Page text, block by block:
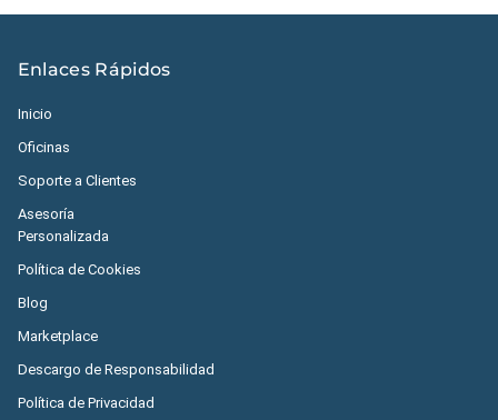
Enlaces Rápidos
Inicio
Oficinas
Soporte a Clientes
Asesoría
Personalizada
Política de Cookies
Blog
Marketplace
Descargo de Responsabilidad
Política de Privacidad